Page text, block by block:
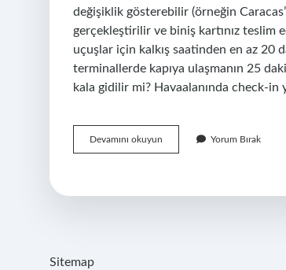
değişiklik gösterebilir (örneğin
gerçekleştirilir ve biniş kartınız teslim
uçuşlar için kalkış saatinden en az 20
terminallerde kapıya ulaşmanın 25
kala gidilir mi? Havaalanında check-in
Devamını okuyun
Kaç
Alınmaz
Yorum Bırak
Sitemap